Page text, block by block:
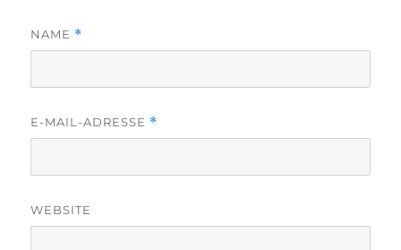
NAME *
E-MAIL-ADRESSE *
WEBSITE